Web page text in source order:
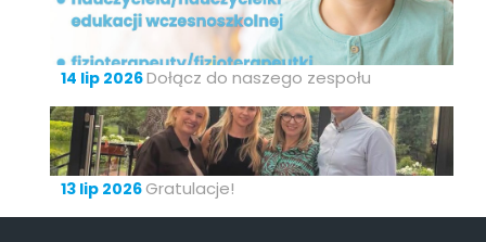
14 lip 2026Dołącz do naszego zespołu
13 lip 2026 Gratulacje!